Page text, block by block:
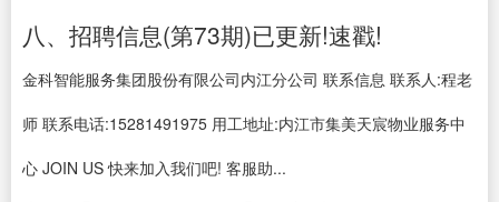
八、招聘信息(第73期)已更新!速戳!
金科智能服务集团股份有限公司内江分公司 联系信息 联系人:程老
师 联系电话:15281491975 用工地址:内江市集美天宸物业服务中
心 JOIN US 快来加入我们吧! 客服助...